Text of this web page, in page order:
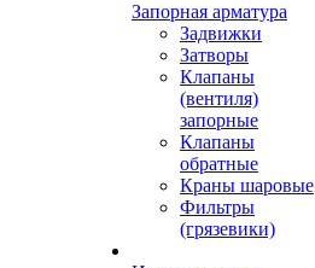
Запорная арматура
Задвижки
Затворы
Клапаны
(вентиля)
запорные
Клапаны
обратные
Краны шаровые
Фильтры
(грязевики)